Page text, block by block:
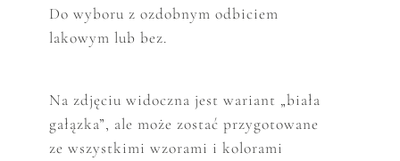
Do wyboru z ozdobnym odbiciem
lakowym lub bez.
Na zdjęciu widoczna jest wariant „biała
gałązka”, ale może zostać przygotowane
ze wszystkimi wzorami i kolorami